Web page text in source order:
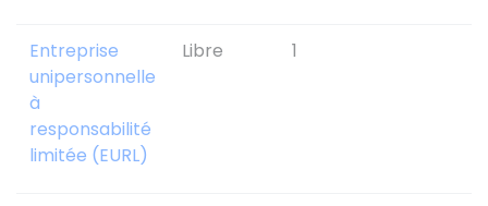
Entreprise
unipersonnelle
à
responsabilité
limitée (EURL)
Libre 1